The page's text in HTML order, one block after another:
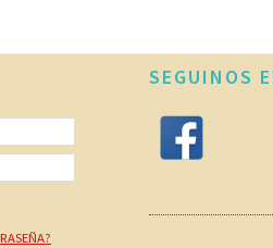
SEGUINOS